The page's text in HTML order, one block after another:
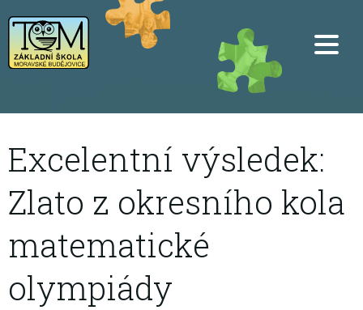
Excelentní výsledek:
Zlato z okresního kola
matematické
olympiády